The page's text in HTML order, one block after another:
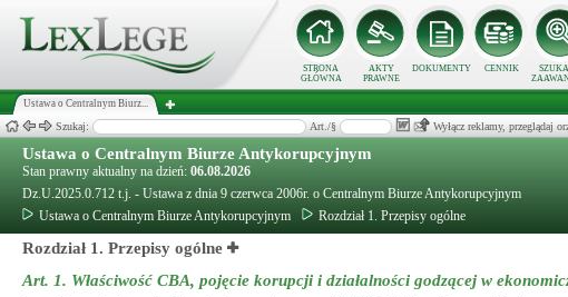
STRONA
GŁÓWNA
AKTY
PRAWNE
DOKUMENTY CENNIK
Ustawa o Centralnym Biurz...
Szukaj: Art./§ Wyłącz reklamy, przeglądaj
Ustawa o Centralnym Biurze Antykorupcyjnym
Stan prawny aktualny na dzień: 06.08.2026
Dz.U.2025.0.712 t.j. - Ustawa z dnia 9 czerwca 2006r. o Centralnym Biurze Antykorupcyjnym
Ustawa o Centralnym Biurze Antykorupcyjnym
Rozdział 1. Przepisy ogólne
Rozdział 1. Przepisy ogólne
Art. 1. Właściwość CBA, pojęcie korupcji i działalności godzącej w